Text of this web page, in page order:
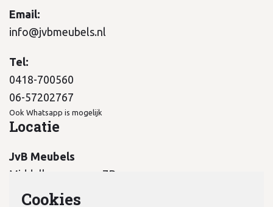
Email:
info@jvbmeubels.nl
Tel:
0418-700560
06-57202767
Ook Whatsapp is mogelijk
Locatie
JvB Meubels
Middelkampseweg 7B
5311 PC Gameren
Cookies